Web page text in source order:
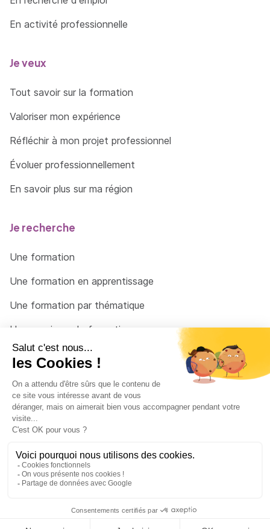
En activité professionnelle
Je veux
Tout savoir sur la formation
Valoriser mon expérience
Réfléchir à mon projet professionnel
Évoluer professionnellement
En savoir plus sur ma région
Je recherche
Une formation
Une formation en apprentissage
Une formation par thématique
Un organisme de formation
Un conseiller
Une solution pour raccrocher
© 2026 - Côté Formations - par Via Compétences
Menu Pied de page
Mentions Légales
Politique de confidentialité